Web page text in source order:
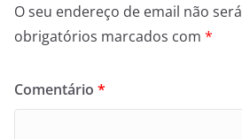
O seu endereço de email não
obrigatórios marcados com *
Comentário *